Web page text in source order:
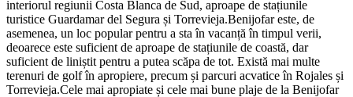
interiorul regiunii Costa Blanca de Sud, aproape de stațiunile
turistice Guardamar del Segura și Torrevieja.Benijofar este, de
asemenea, un loc popular pentru a sta în vacanță în timpul verii,
deoarece este suficient de aproape de stațiunile de coastă, dar
suficient de liniștit pentru a putea scăpa de tot. Există mai multe
terenuri de golf în apropiere, precum și parcuri acvatice în Rojales și
Torrevieja.Cele mai apropiate și cele mai bune plaje de la Benijofar